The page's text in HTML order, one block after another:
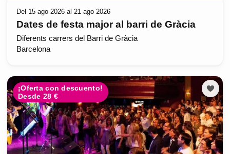
Del 15 ago 2026 al 21 ago 2026
Dates de festa major al barri de Gràcia
Diferents carrers del Barri de Gràcia
Barcelona
¡Oferta con descuento!
Desde 28 €